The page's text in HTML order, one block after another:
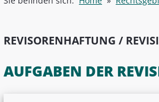
REVISORENHAFTUNG /
AUFGABEN DER